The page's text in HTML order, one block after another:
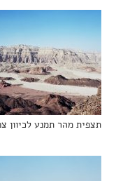
תצפית מהר תמנע לכיוון